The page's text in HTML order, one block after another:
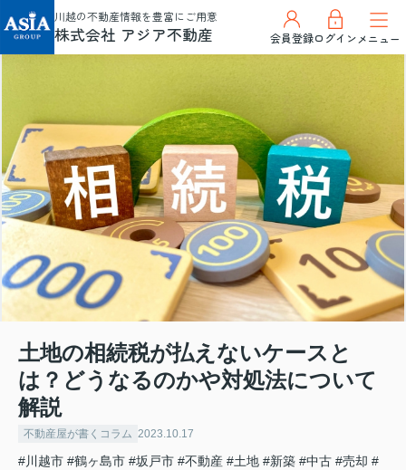
川越の不動産情報を豊富にご用意
株式会社 アジア不動産 会員登録ログインメニュー
土地の相続税が払えないケースと
は？どうなるのかや対処法について
解説
不動産屋が書くコラム 2023.10.17
#川越市 #鶴ヶ島市 #坂戸市 #不動産 #土地 #新築 #中古 #売却 #